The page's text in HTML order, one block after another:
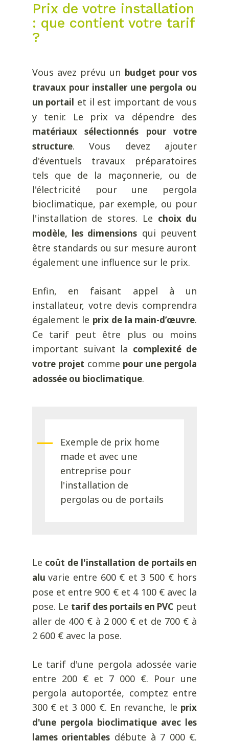
Prix de votre installation
: que contient votre tarif
?
Vous avez prévu un budget pour vos
travaux pour installer une pergola ou
un portail et il est important de vous
y tenir. Le prix va dépendre des
matériaux sélectionnés pour votre
structure. Vous devez ajouter
d'éventuels travaux préparatoires
tels que de la maçonnerie, ou de
l'électricité pour une pergola
bioclimatique, par exemple, ou pour
l'installation de stores. Le choix du
modèle, les dimensions qui peuvent
être standards ou sur mesure auront
également une influence sur le prix.
Enfin, en faisant appel à un
installateur, votre devis comprendra
également le prix de la main-d’œuvre.
Ce tarif peut être plus ou moins
important suivant la complexité de
votre projet comme pour une pergola
adossée ou bioclimatique.
Exemple de prix home
made et avec une
entreprise pour
l'installation de
pergolas ou de portails
Le coût de l'installation de portails en
aluvarie entre 600 € et 3 500 € hors
pose et entre 900 € et 4 100 € avec la
pose. Le tarif des portails en PVC peut
aller de 400 € à 2 000 € et de 700 € à
2 600 € avec la pose.
Le tarif d'une pergola adossée varie
entre 200 € et 7 000 €. Pour une
pergola autoportée, comptez entre
300 € et 3 000 €. En revanche, le prix
d'une pergola bioclimatique avec les
lames orientables débute à 7 000 €.